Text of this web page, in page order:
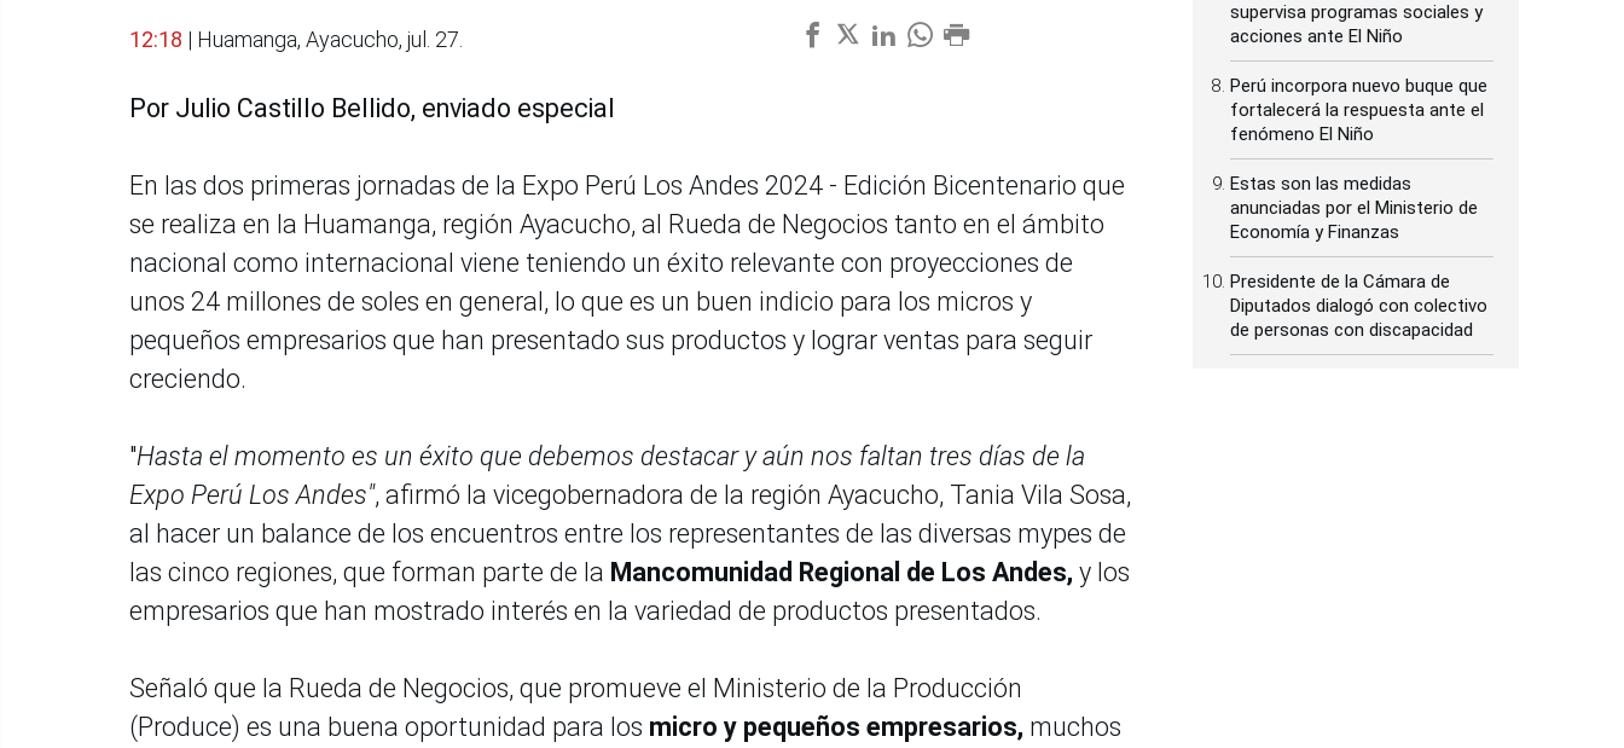
12:18 | Huamanga, Ayacucho, jul. 27.
Por Julio Castillo Bellido, enviado especial
En las dos primeras jornadas de la Expo Perú Los Andes 2024 - Edición Bicentenario que
se realiza en la Huamanga, región Ayacucho, al Rueda de Negocios tanto en el ámbito
nacional como internacional viene teniendo un éxito relevante con proyecciones de
unos 24 millones de soles en general, lo que es un buen indicio para los micros y
pequeños empresarios que han presentado sus productos y lograr ventas para seguir
creciendo.
"Hasta el momento es un éxito que debemos destacar y aún nos faltan tres días de la
Expo Perú Los Andes", afirmó la vicegobernadora de la región Ayacucho, Tania Vila Sosa,
al hacer un balance de los encuentros entre los representantes de las diversas mypes de
las cinco regiones, que forman parte de la Mancomunidad Regional de Los Andes, y los
empresarios que han mostrado interés en la variedad de productos presentados.
Señaló que la Rueda de Negocios, que promueve el Ministerio de la Producción
(Produce) es una buena oportunidad para los micro y pequeños empresarios, muchos
supervisa programas sociales y
acciones ante El Niño
Perú incorpora nuevo buque que
fortalecerá la respuesta ante el
fenómeno El Niño
Estas son las medidas
anunciadas por el Ministerio de
Economía y Finanzas
Presidente de la Cámara de
Diputados dialogó con colectivo
de personas con discapacidad